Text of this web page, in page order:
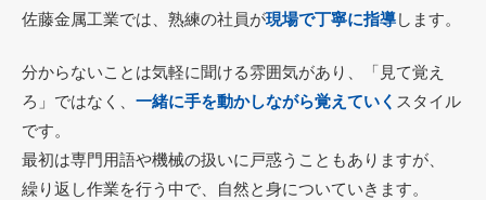
佐藤金属工業では、熟練の社員が現場で丁寧に指導します。
分からないことは気軽に聞ける雰囲気があり、「見て覚え
ろ」ではなく、 一緒に手を動かしながら覚えていく スタイル
です。
最初は専門用語や機械の扱いに戸惑うこともありますが、
繰り返し作業を行う中で、自然と身についていきます。